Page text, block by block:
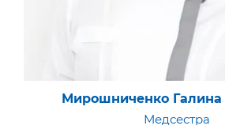
Забугина Анна
Медсестра